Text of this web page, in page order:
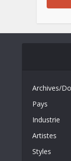
Archives/
Pays
Industrie
Artistes
Styles